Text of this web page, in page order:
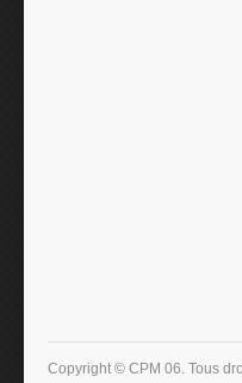
Copyright © CPM 06. Tous